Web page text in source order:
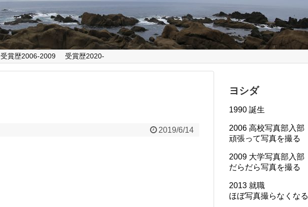
受賞歴2006-2009 受賞歴2020-
2019/6/14
ヨシダ
1990 誕生
2006 高校写真部入部
頑張って写真を撮る
2009 大学写真部入部
だらだら写真を撮る
2013 就職
ほぼ写真撮らなくなる